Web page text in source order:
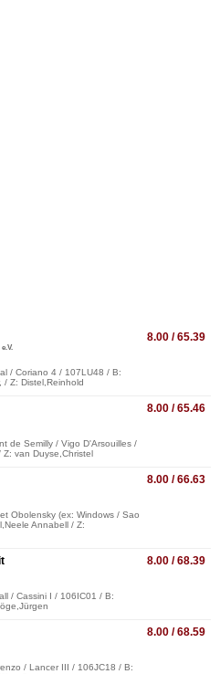
8.00 / 65.39
/ Coriano 4 / 107LU48 / B:
/ Z: Distel,Reinhold
8.00 / 65.46
de Semilly / Vigo D'Arsouilles /
van Duyse,Christel
8.00 / 66.63
Obolensky (ex: Windows / Sao
Annabell / Z:
8.00 / 68.39
/ Cassini I / 106IC01 / B:
8.00 / 68.59
/ Lancer III / 106JC18 / B: